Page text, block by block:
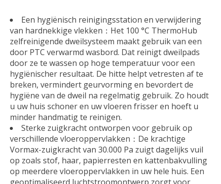
Een hygiënisch reinigingsstation en verwijdering
van hardnekkige vlekken：Het 100 °C ThermoHub
zelfreinigende dweilsysteem maakt gebruik van een
door PTC verwarmd wasbord. Dat reinigt dweilpads
door ze te wassen op hoge temperatuur voor een
hygiënischer resultaat. De hitte helpt vetresten af te
breken, vermindert geurvorming en bevordert de
hygiëne van de dweil na regelmatig gebruik. Zo houdt
u uw huis schoner en uw vloeren frisser en hoeft u
minder handmatig te reinigen.
Sterke zuigkracht ontworpen voor gebruik op
verschillende vloeroppervlakken：De krachtige
Vormax-zuigkracht van 30.000 Pa zuigt dagelijks vuil
op zoals stof, haar, papierresten en kattenbakvulling
op meerdere vloeroppervlakken in uw hele huis. Een